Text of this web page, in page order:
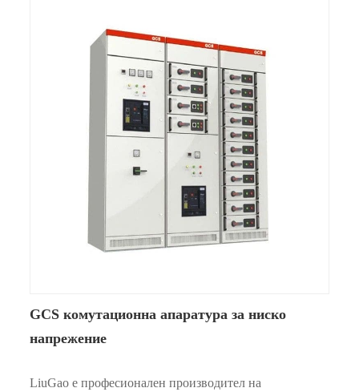
GCS комутационна апаратура за ниско
напрежение
LiuGao е професионален производител на